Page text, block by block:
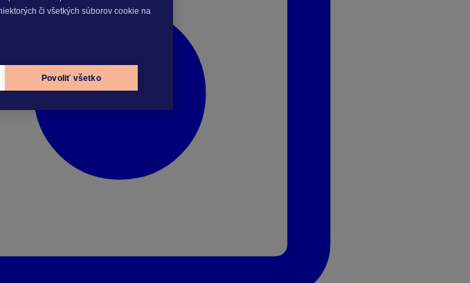
či všetkých súborov cookie na
Povoliť všetko